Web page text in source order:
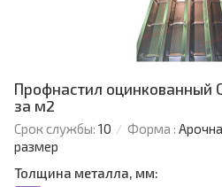
Профнастил оцинкованный
за м2
Срок службы: 10 Форма :
размер
Толщина металла, мм: